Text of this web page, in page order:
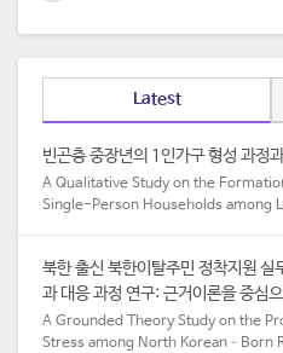
Latest
빈곤층 중장년의 1인가구 형성 과정
A Qualitative Study on the
Single-Person Households among
북한 출신 북한이탈주민 정착지원 실
과 대응 과정 연구: 근거이론을 중심
A Grounded Theory Study on the
Stress among North Korean–Born